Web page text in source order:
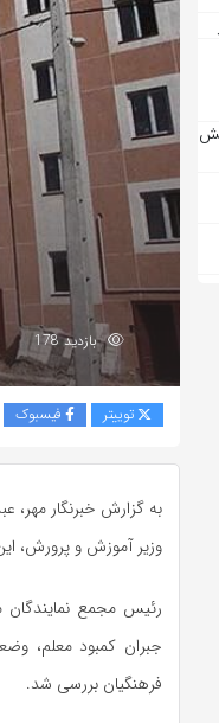
بازدید 178
توییتر فیسبوک
به گزارش خبرنگار مهر،
وزیر آموزش و پرورش،
رئیس مجمع نمایندگان
فرهنگیان بررسی شد.